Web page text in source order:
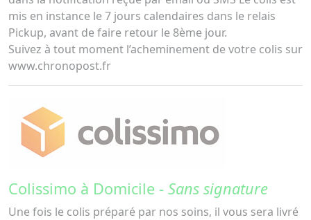
mis en instance le 7 jours calendaires dans le relais
Pickup, avant de faire retour le 8ème jour.
Suivez à tout moment l’acheminement de votre colis sur
www.chronopost.fr
Colissimo à Domicile - Sans signature
Une fois le colis préparé par nos soins, il vous sera livré